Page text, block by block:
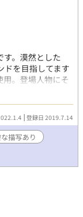
す。漠然とした
ドを目指してます
。登場人物にそ
す。 抑制剤や避
みました。 医療
ません。 残虐な
ご遠慮下さい。
たない鈴虫
お話です。 割り
を一緒に見守っ
ら自分で描いて
登録日 2019.7.14
描写あり